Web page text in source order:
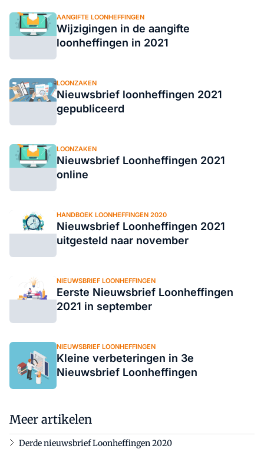
AANGIFTE LOONHEFFINGEN
Wijzigingen in de aangifte
loonheffingen in 2021
LOONZAKEN
Nieuwsbrief loonheffingen 2021
gepubliceerd
LOONZAKEN
Nieuwsbrief Loonheffingen 2021
online
HANDBOEK LOONHEFFINGEN 2020
Nieuwsbrief Loonheffingen 2021
uitgesteld naar november
NIEUWSBRIEF LOONHEFFINGEN
Eerste Nieuwsbrief Loonheffingen
2021 in september
NIEUWSBRIEF LOONHEFFINGEN
Kleine verbeteringen in 3e
Nieuwsbrief Loonheffingen
Meer artikelen
Derde nieuwsbrief Loonheffingen 2020